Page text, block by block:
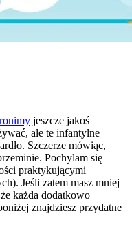
jeszcze jakoś
ale te infantylne
Szczerze mówiąc,
Pochylam się
praktykującymi
Jeśli zatem masz mniej
każda dodatkowo
znajdziesz przydatne